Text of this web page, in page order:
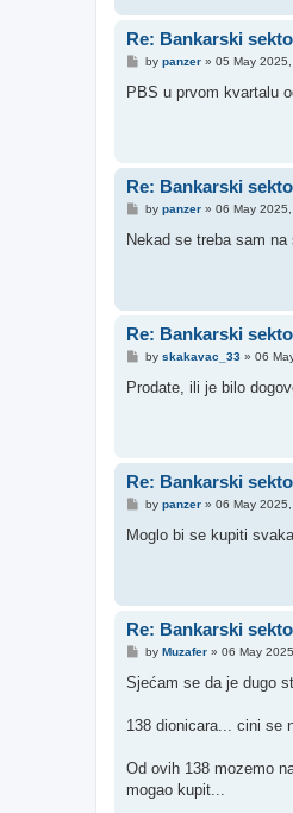
Re: Bankarski
P
s
by panzer» 05 May
PBS u prvom kvartalu
Re: Bankarski
P
s
by panzer» 06 May
Nekad se treba sam
Re: Bankarski
P
s
by skakavac_33» 06
Prodate, ili je bilo
Re: Bankarski
P
s
by panzer» 06 May
Moglo bi se kupiti
Re: Bankarski
P
s
by Muzafer» 06 May
Sjećam se da je dugo
138 dionicara... cini se
Od ovih 138 mozemo
mogao kupit...